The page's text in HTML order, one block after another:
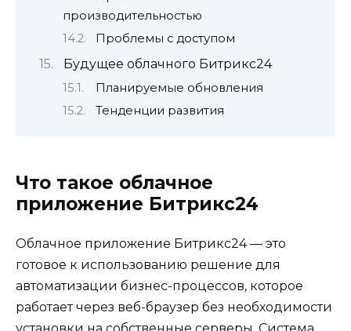
производительностью
Проблемы с доступом
Будущее облачного Битрикс24
Планируемые обновления
Тенденции развития
Что такое облачное
приложение Битрикс24
Облачное приложение Битрикс24 — это
готовое к использованию решение для
автоматизации бизнес-процессов, которое
работает через веб-браузер без необходимости
установки на собственные серверы. Система